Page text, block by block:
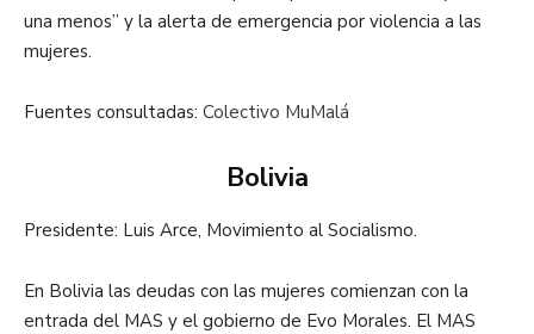
una menos” y la alerta de emergencia por violencia a las
mujeres.
Fuentes consultadas: Colectivo MuMalá
Bolivia
Presidente: Luis Arce, Movimiento al Socialismo.
En Bolivia las deudas con las mujeres comienzan con la
entrada del MAS y el gobierno de Evo Morales. El MAS